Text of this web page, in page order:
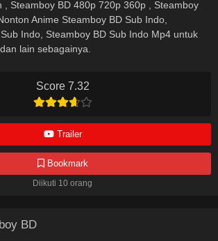
Score 7.32
Trailer
Bookmark
Diikuti 10 orang
, Steamboy BD 480p 720p 360p , Steamboy
Anime Steamboy BD Sub Indo,
Indo, Steamboy BD Sub Indo Mp4 untuk
lain sebagainya.
BD